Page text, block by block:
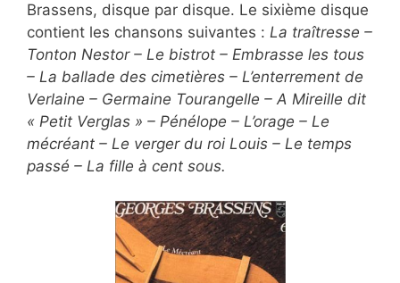
Brassens, disque par disque. Le sixième disque
contient les chansons suivantes : La traîtresse –
Tonton Nestor – Le bistrot – Embrasse les tous
– La ballade des cimetières – L’enterrement de
Verlaine – Germaine Tourangelle – A Mireille dit
« Petit Verglas » – Pénélope – L’orage – Le
mécréant – Le verger du roi Louis – Le temps
passé – La fille à cent sous.